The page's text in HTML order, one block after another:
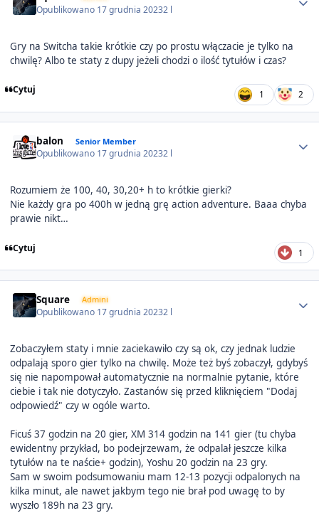
Opublikowano 17 grudnia 20232 l
Gry na Switcha takie krótkie czy po prostu włączacie je tylko na
chwilę? Albo te staty z dupy jeżeli chodzi o ilość tytułów i czas?
Cytuj 1 2
balon Senior Member
Opublikowano 17 grudnia 20232 l
Rozumiem że 100, 40, 30,20+ h to krótkie gierki?
Nie każdy gra po 400h w jedną grę action adventure. Baaa chyba
prawie nikt…
Cytuj 1
Square Admini
Opublikowano 17 grudnia 20232 l
Zobaczyłem staty i mnie zaciekawiło czy są ok, czy jednak ludzie
odpalają sporo gier tylko na chwilę. Może też byś zobaczył, gdybyś
się nie napompował automatycznie na normalnie pytanie, które
ciebie i tak nie dotyczyło. Zastanów się przed kliknięciem "Dodaj
odpowiedź" czy w ogóle warto.
Ficuś 37 godzin na 20 gier, XM 314 godzin na 141 gier (tu chyba
ewidentny przykład, bo podejrzewam, że odpalał jeszcze kilka
tytułów na te naście+ godzin), Yoshu 20 godzin na 23 gry.
Sam w swoim podsumowaniu mam 12-13 pozycji odpalonych na
kilka minut, ale nawet jakbym tego nie brał pod uwagę to by
wyszło 189h na 23 gry.